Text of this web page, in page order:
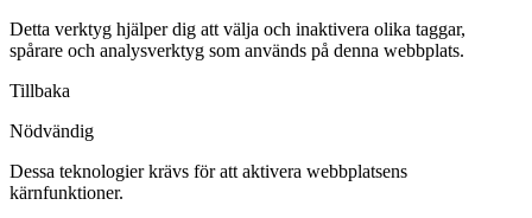
Detta verktyg hjälper dig att välja och inaktivera olika taggar,
spårare och analysverktyg som används på denna webbplats.
Tillbaka
Nödvändig
Dessa teknologier krävs för att aktivera webbplatsens
kärnfunktioner.